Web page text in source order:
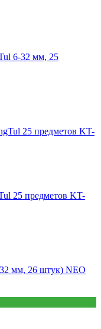
6-32 мм, 25
25 предметов KT-